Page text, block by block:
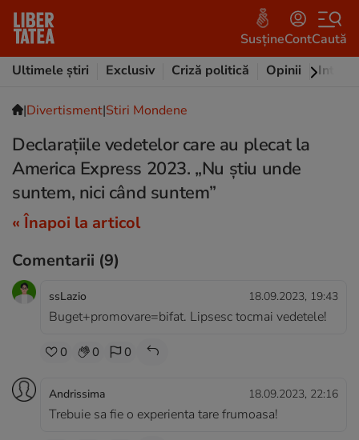
SusțineContCaută
Ultimele știri
Exclusiv Criză politică Opinii
|Divertisment|Stiri Mondene
Declarațiile vedetelor care au plecat la
America Express 2023. „Nu știu unde
suntem, nici când suntem”
« Înapoi la articol
Comentarii (9)
ssLazio 18.09.2023, 19:43
Buget+promovare=bifat. Lipsesc tocmai vedetele!
0 0 0
Andrissima 18.09.2023, 22:16
Trebuie sa fie o experienta tare frumoasa!